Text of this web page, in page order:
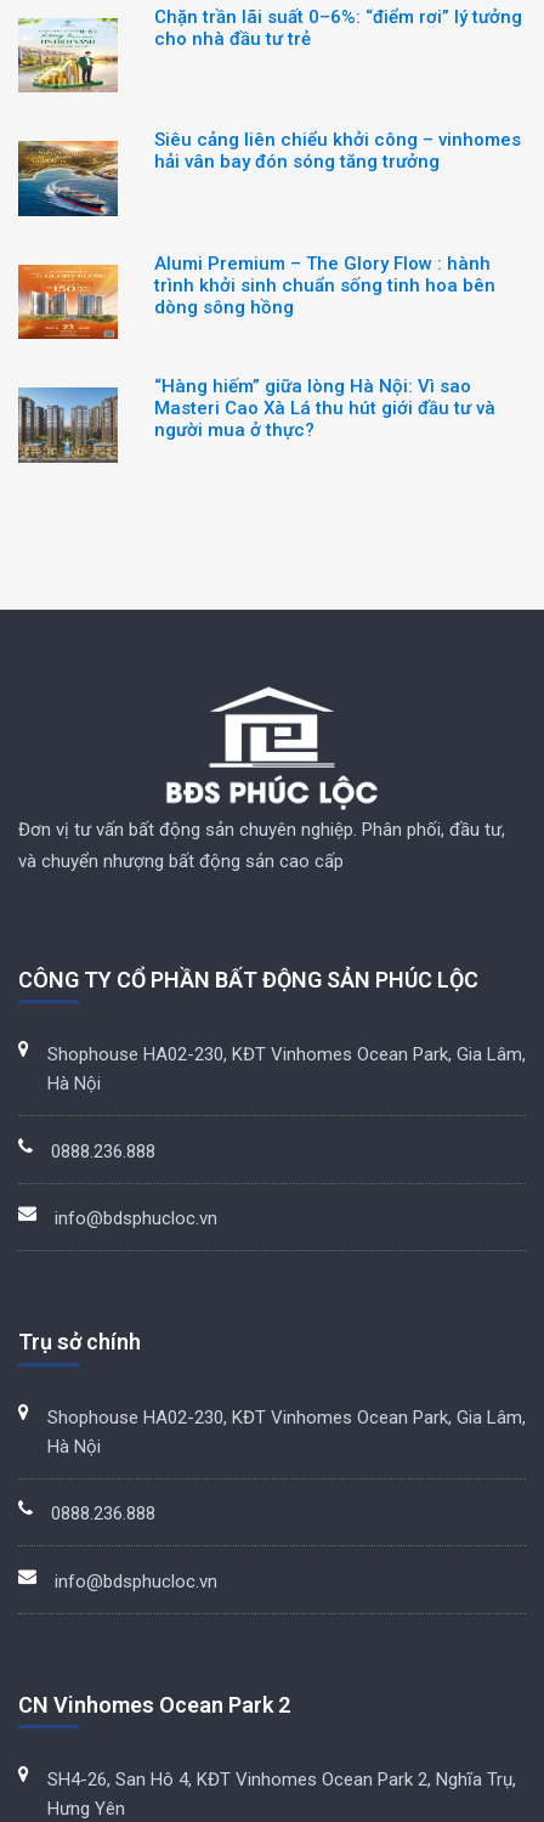
Chặn trần lãi suất 0–6%: “điểm rơi” lý tưởng
cho nhà đầu tư trẻ
Siêu cảng liên chiểu khởi công – vinhomes
hải vân bay đón sóng tăng trưởng
Alumi Premium – The Glory Flow : hành
trình khởi sinh chuẩn sống tinh hoa bên
dòng sông hồng
“Hàng hiếm” giữa lòng Hà Nội: Vì sao
Masteri Cao Xà Lá thu hút giới đầu tư và
người mua ở thực?
Đơn vị tư vấn bất động sản chuyên nghiệp. Phân phối, đầu tư,
và chuyển nhượng bất động sản cao cấp
CÔNG TY CỔ PHẦN BẤT ĐỘNG SẢN PHÚC LỘC
Shophouse HA02-230, KĐT Vinhomes Ocean Park, Gia Lâm,
Hà Nội
0888.236.888
info@bdsphucloc.vn
Trụ sở chính
Shophouse HA02-230, KĐT Vinhomes Ocean Park, Gia Lâm,
Hà Nội
0888.236.888
info@bdsphucloc.vn
CN Vinhomes Ocean Park 2
SH4-26, San Hô 4, KĐT Vinhomes Ocean Park 2, Nghĩa Trụ,
Hưng Yên